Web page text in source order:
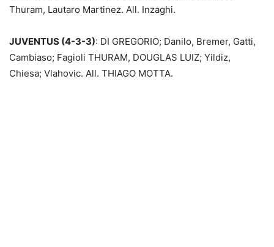
Thuram, Lautaro Martinez. All. Inzaghi.
JUVENTUS (4-3-3): DI GREGORIO; Danilo, Bremer, Gatti,
Cambiaso; Fagioli THURAM, DOUGLAS LUIZ; Yildiz,
Chiesa; Vlahovic. All. THIAGO MOTTA.